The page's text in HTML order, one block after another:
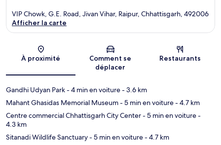
Carte
VIP Chowk, G.E. Road, Jivan Vihar, Raipur, Chhattisgarh, 492006
Afficher la carte
À proximité
Comment se
déplacer
Restaurants
Gandhi Udyan Park- 4 min en voiture- 3.6 km
Mahant Ghasidas Memorial Museum- 5 min en voiture- 4.7 km
Centre commercial Chhattisgarh City Center- 5 min en voiture-
4.3 km
Sitanadi Wildlife Sanctuary- 5 min en voiture- 4.7 km